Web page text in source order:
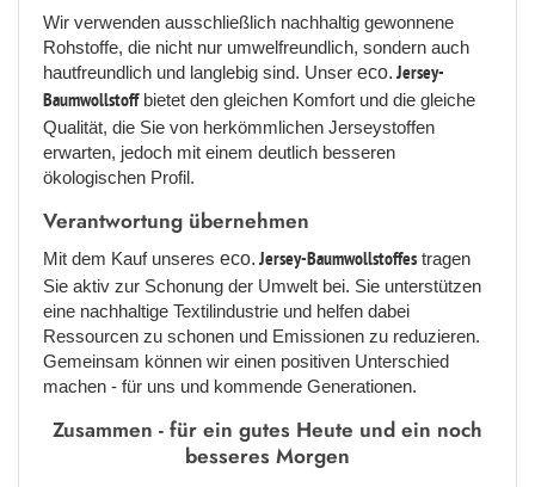
Wir verwenden ausschließlich nachhaltig gewonnene
Rohstoffe, die nicht nur umwelfreundlich, sondern auch
hautfreundlich und langlebig sind. Unser eco.Jersey-
Baumwollstoffbietet den gleichen Komfort und die gleiche
Qualität, die Sie von herkömmlichen Jerseystoffen
erwarten, jedoch mit einem deutlich besseren
ökologischen Profil.
Verantwortung übernehmen
Mit dem Kauf unseres eco.Jersey-Baumwollstoffes tragen
Sie aktiv zur Schonung der Umwelt bei. Sie unterstützen
eine nachhaltige Textilindustrie und helfen dabei
Ressourcen zu schonen und Emissionen zu reduzieren.
Gemeinsam können wir einen positiven Unterschied
machen - für uns und kommende Generationen.
Zusammen - für ein gutes Heute und ein noch
besseres Morgen